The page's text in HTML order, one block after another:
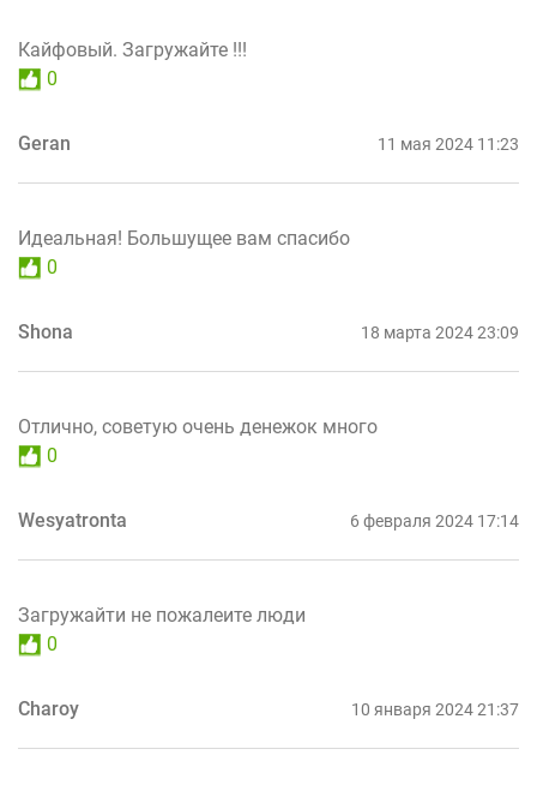
Кайфовый. Загружайте !!!
0
Geran 11 мая 2024 11:23
Идеальная! Большущее вам спасибо
0
Shona 18 марта 2024 23:09
Отлично, советую очень денежок много
0
Wesyatronta 6 февраля 2024 17:14
Загружайти не пожалеите люди
0
Charoy 10 января 2024 21:37